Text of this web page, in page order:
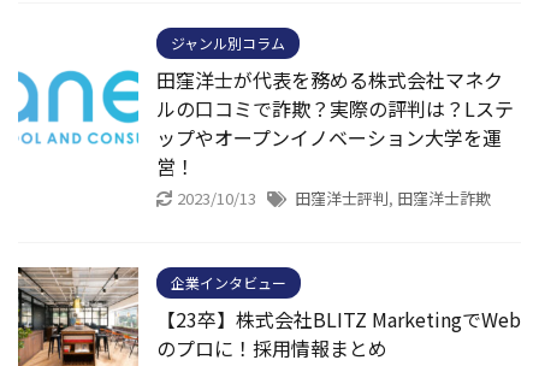
ジャンル別コラム
田窪洋士が代表を務める株式会社マネク
ルの口コミで詐欺？実際の評判は？Lステ
ップやオープンイノベーション大学を運
営！
2023/10/13 田窪洋士評判, 田窪洋士詐欺
企業インタビュー
【23卒】株式会社BLITZ MarketingでWeb
のプロに！採用情報まとめ